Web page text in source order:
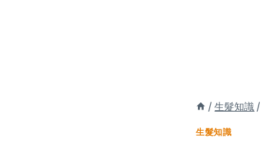
/ 生髮知識 /
生髮知識